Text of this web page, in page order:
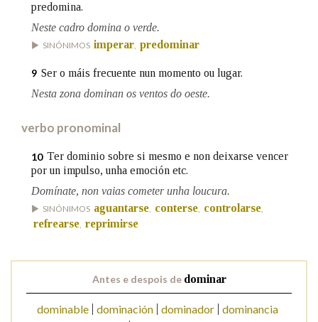
predomina.
Neste cadro domina o verde.
SINÓNIMOS imperar, predominar
9 Ser o máis frecuente nun momento ou lugar.
Nesta zona dominan os ventos do oeste.
verbo pronominal
10 Ter dominio sobre si mesmo e non deixarse vencer
por un impulso, unha emoción etc.
Domínate, non vaias cometer unha loucura.
SINÓNIMOS aguantarse, conterse, controlarse,
refrearse, reprimirse
Antes e despois de dominar
dominable dominación dominador
dominancia